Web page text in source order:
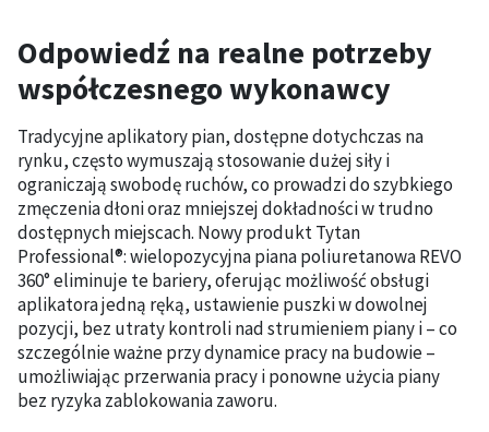
Odpowiedź na realne potrzeby
współczesnego wykonawcy
Tradycyjne aplikatory pian, dostępne dotychczas na
rynku, często wymuszają stosowanie dużej siły i
ograniczają swobodę ruchów, co prowadzi do szybkiego
zmęczenia dłoni oraz mniejszej dokładności w trudno
dostępnych miejscach. Nowy produkt Tytan
Professional®: wielopozycyjna piana poliuretanowa REVO
360° eliminuje te bariery, oferując możliwość obsługi
aplikatora jedną ręką, ustawienie puszki w dowolnej
pozycji, bez utraty kontroli nad strumieniem piany i – co
szczególnie ważne przy dynamice pracy na budowie –
umożliwiając przerwania pracy i ponowne użycia piany
bez ryzyka zablokowania zaworu.